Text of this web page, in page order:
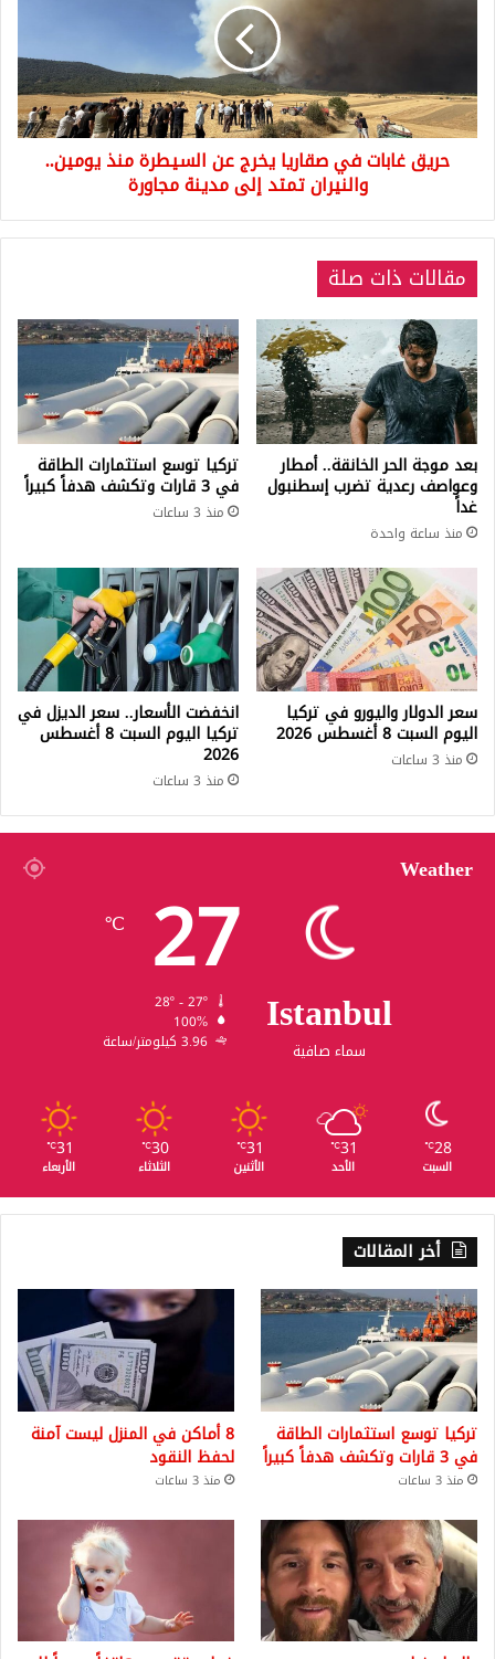
السيطرة
منذ
يومين..
والنيران
مدينة
حريق غابات في صقاريا يخرج عن السيطرة منذ يومين..
والنيران تمتد إلى مدينة مجاورة
مقالات ذات صلة
بعد موجة الحر الخانقة.. أمطار
وعواصف رعدية تضرب إسطنبول
غداً
منذ ساعة واحدة
تركيا توسع استثمارات الطاقة
في 3 قارات وتكشف هدفاً كبيراً
منذ 3 ساعات
سعر الدولار واليورو في تركيا
اليوم السبت 8 أغسطس 2026
منذ 3 ساعات
انخفضت الأسعار.. سعر الديزل في
تركيا اليوم السبت 8 أغسطس
2026
منذ 3 ساعات
Weather
Istanbul
سماء صافية
27
℃
100%
3.96 كيلومتر/ساعة
28
℃
السبت
31
℃
الأحد
31
℃
الأثنين
30
℃
الثلاثاء
31
℃
الأربعاء
أخر المقالات
تركيا توسع استثمارات الطاقة
في 3 قارات وتكشف هدفاً كبيراً
منذ 3 ساعات
8 أماكن في المنزل ليست آمنة
لحفظ النقود
منذ 3 ساعات